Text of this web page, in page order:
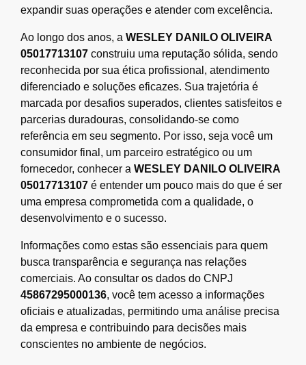
expandir suas operações e atender com excelência.
Ao longo dos anos, a WESLEY DANILO OLIVEIRA
05017713107 construiu uma reputação sólida, sendo
reconhecida por sua ética profissional, atendimento
diferenciado e soluções eficazes. Sua trajetória é
marcada por desafios superados, clientes satisfeitos e
parcerias duradouras, consolidando-se como
referência em seu segmento. Por isso, seja você um
consumidor final, um parceiro estratégico ou um
fornecedor, conhecer a WESLEY DANILO OLIVEIRA
05017713107 é entender um pouco mais do que é ser
uma empresa comprometida com a qualidade, o
desenvolvimento e o sucesso.
Informações como estas são essenciais para quem
busca transparência e segurança nas relações
comerciais. Ao consultar os dados do CNPJ
45867295000136, você tem acesso a informações
oficiais e atualizadas, permitindo uma análise precisa
da empresa e contribuindo para decisões mais
conscientes no ambiente de negócios.